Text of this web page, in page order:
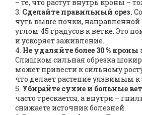
– те, что растут внутрь кроны –
3. Сделайте правильный срез.
чуть выше почки, направленной
углом 45 градусов к ветке. Это
и ускоряет заживление.
4. Не удаляйте более 30 % кроны
Слишком сильная обрезка
может привести к сильному
что делает растение уязвимым к
5. Убирайте сухие и больные
часто трескается, а внутри –
снижаете источник болезней.